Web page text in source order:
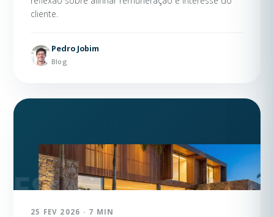
cliente.
Pedro Jobim
Blog
25 FEV 2026 · 7 MIN